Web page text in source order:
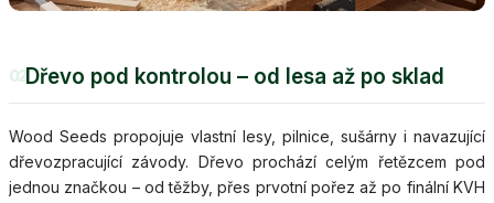
02Dřevo pod kontrolou – od lesa až po sklad
Wood Seeds propojuje vlastní lesy, pilnice, sušárny i navazující
dřevozpracující závody. Dřevo prochází celým řetězcem pod
jednou značkou – od těžby, přes prvotní pořez až po finální KVH